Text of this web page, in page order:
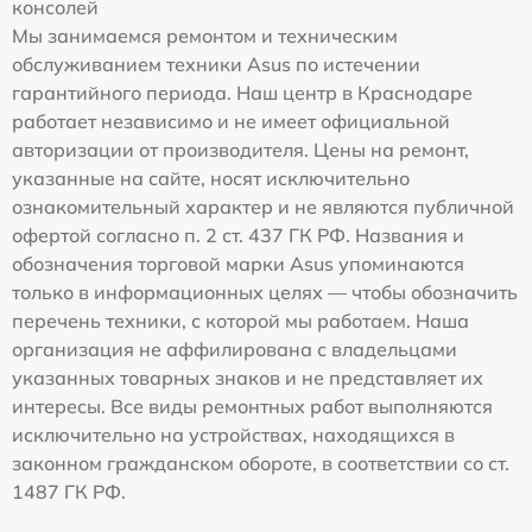
консолей
Мы занимаемся ремонтом и техническим
обслуживанием техники Asus по истечении
гарантийного периода. Наш центр в Краснодаре
работает независимо и не имеет официальной
авторизации от производителя. Цены на ремонт,
указанные на сайте, носят исключительно
ознакомительный характер и не являются публичной
офертой согласно п. 2 ст. 437 ГК РФ. Названия и
обозначения торговой марки Asus упоминаются
только в информационных целях — чтобы обозначить
перечень техники, с которой мы работаем. Наша
организация не аффилирована с владельцами
указанных товарных знаков и не представляет их
интересы. Все виды ремонтных работ выполняются
исключительно на устройствах, находящихся в
законном гражданском обороте, в соответствии со ст.
1487 ГК РФ.